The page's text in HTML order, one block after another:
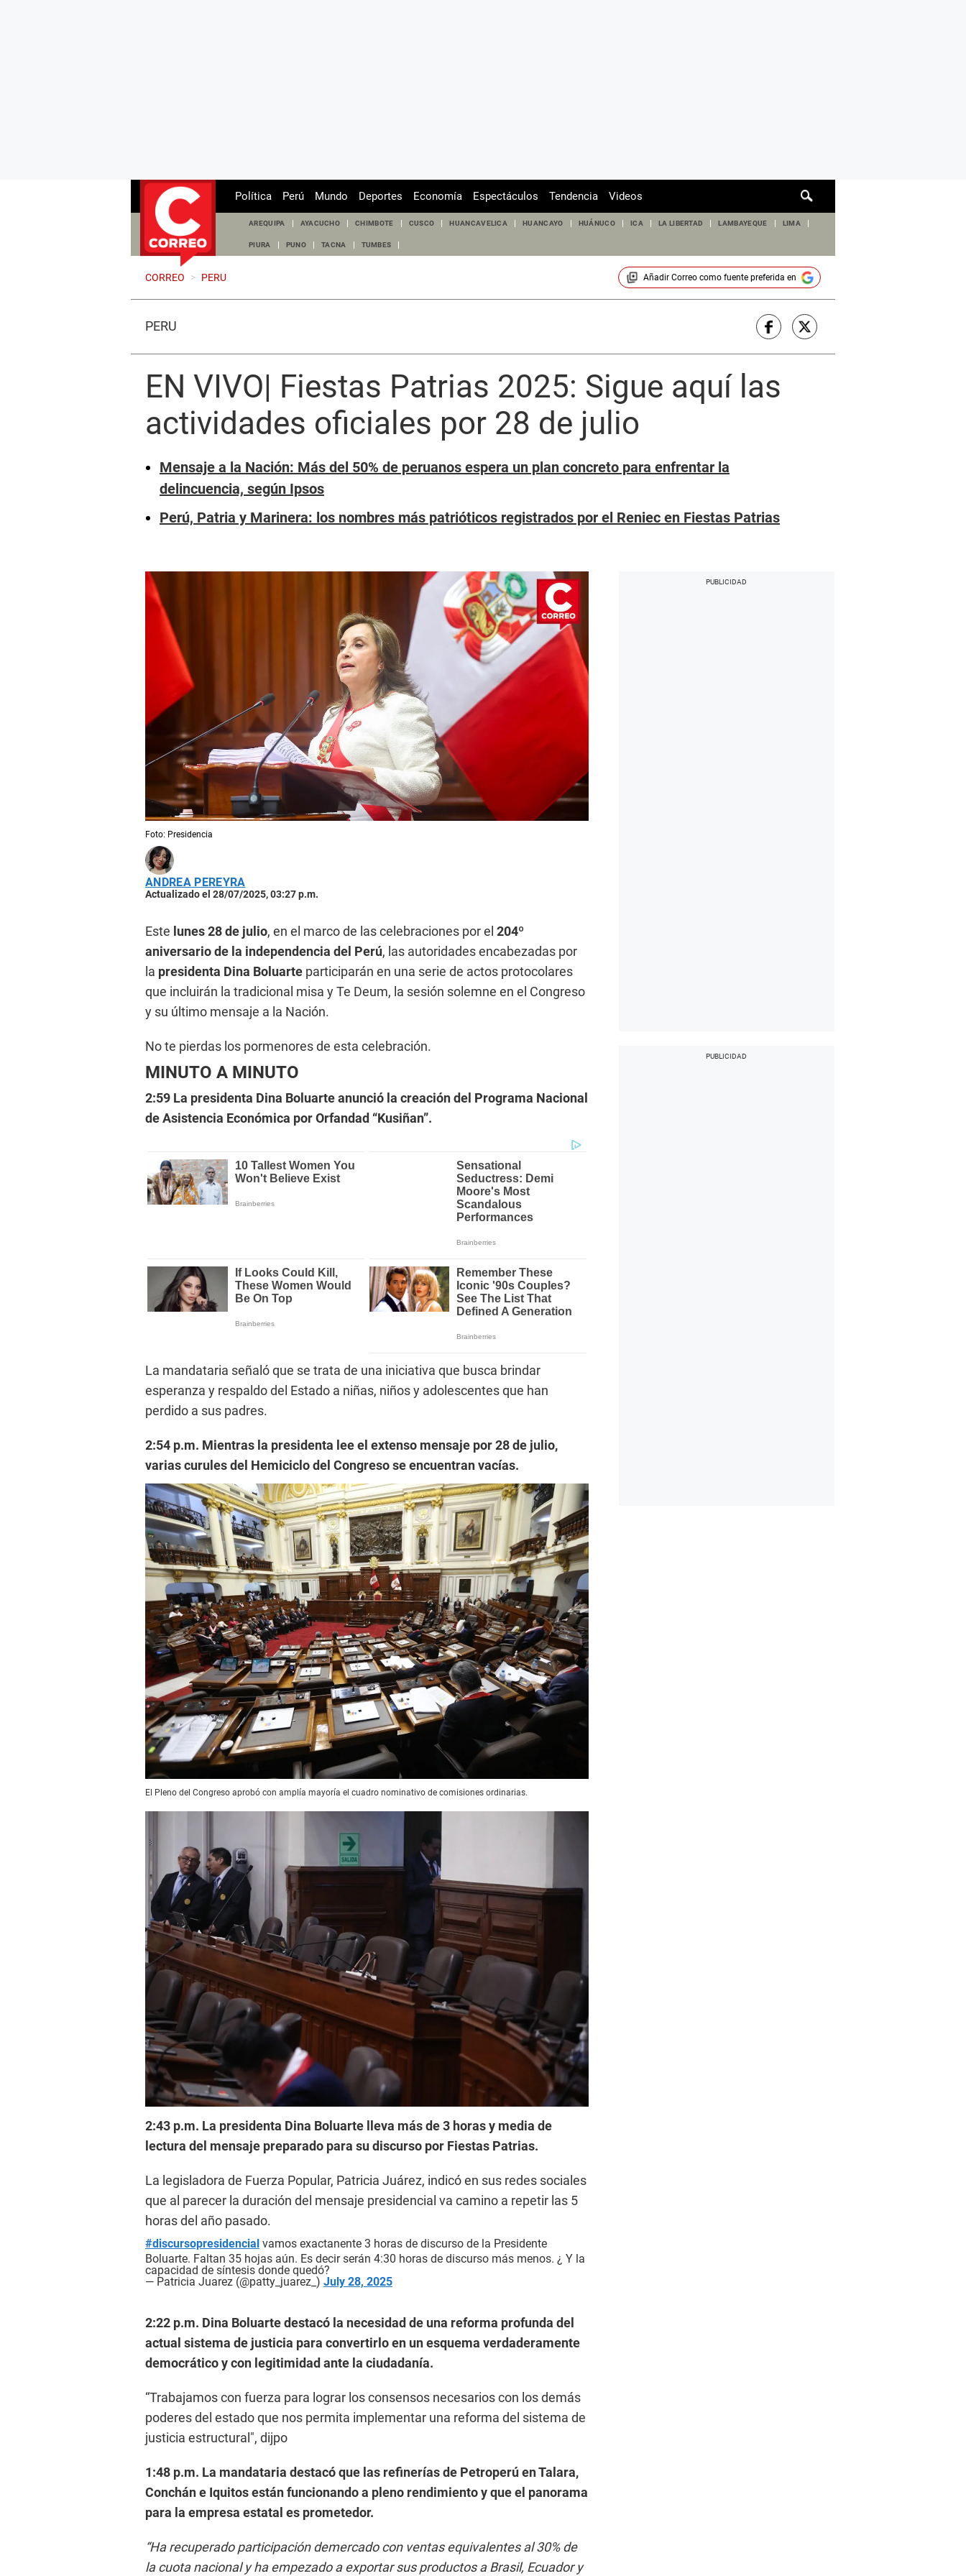
de
Política Perú Mundo Deportes Economía Espectáculos Tendencia Videos
AREQUIPA AYACUCHO CHIMBOTE CUSCO HUANCAVELICA HUANCAYO HUÁNUCO ICA LA LIBERTAD LAMBAYEQUE LIMA
PIURA PUNO TACNA TUMBES
CORREO > PERU Añadir Correocomo fuente preferida en
PERÚ
EN VIVO| Fiestas Patrias 2025: Sigue aquí las
actividades oficiales por 28 de julio
Mensaje a la Nación: Más del 50% de peruanos espera un plan concreto para enfrentar la
delincuencia, según Ipsos
Perú, Patria y Marinera: los nombres más patrióticos registrados por el Reniec en Fiestas Patrias
Foto: Presidencia
ANDREA PEREYRA
Actualizado el 28/07/2025, 03:27 p.m.
Este lunes 28 de julio, en el marco de las celebraciones por el 204º
aniversario de la independencia del Perú, las autoridades encabezadas por
la presidenta Dina Boluarte participarán en una serie de actos protocolares
que incluirán la tradicional misa y Te Deum, la sesión solemne en el Congreso
y su último mensaje a la Nación.
No te pierdas los pormenores de esta celebración.
MINUTO A MINUTO
2:59 La presidenta Dina Boluarte anunció la creación del Programa Nacional
de Asistencia Económica por Orfandad “Kusiñan”.
La mandataria señaló que se trata de una iniciativa que busca brindar
esperanza y respaldo del Estado a niñas, niños y adolescentes que han
perdido a sus padres.
2:54 p.m. Mientras la presidenta lee el extenso mensaje por 28 de julio,
varias curules del Hemiciclo del Congreso se encuentran vacías.
El Pleno del Congreso aprobó con amplía mayoría el cuadro nominativo de comisiones ordinarias.
2:43 p.m. La presidenta Dina Boluarte lleva más de 3 horas y media de
lectura del mensaje preparado para su discurso por Fiestas Patrias.
La legisladora de Fuerza Popular, Patricia Juárez, indicó en sus redes sociales
que al parecer la duración del mensaje presidencial va camino a repetir las 5
horas del año pasado.
#discursopresidencial vamos exactanente 3 horas de discurso de la Presidente
Boluarte. Faltan 35 hojas aún. Es decir serán 4:30 horas de discurso más menos. ¿ Y la
capacidad de síntesis donde quedó?
— Patricia Juarez (@patty_juarez_) July 28, 2025
2:22 p.m. Dina Boluarte destacó la necesidad de una reforma profunda del
actual sistema de justicia para convertirlo en un esquema verdaderamente
democrático y con legitimidad ante la ciudadanía.
“Trabajamos con fuerza para lograr los consensos necesarios con los demás
poderes del estadoque nos permita implementar una reforma del sistema de
justicia estructural", dijpo
1:48 p.m. La mandataria destacó que las refinerías de Petroperú en Talara,
Conchán e Iquitos están funcionando a pleno rendimiento y que el panorama
para la empresa estatal es prometedor.
“Ha recuperado participación demercado con ventas equivalentes al 30% de
la cuota nacional y ha empezado a exportar sus productos a Brasil, Ecuador y